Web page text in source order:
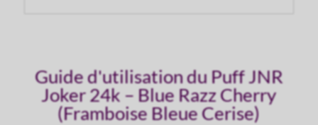
Guide d'utilisation du Puff JNR
Joker 24k – Blue Razz Cherry
(Framboise Bleue Cerise)